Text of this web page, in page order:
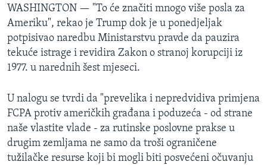
WASHINGTON — "To će značiti mnogo više posla za
Ameriku", rekao je Trump dok je u ponedjeljak
potpisivao naredbu Ministarstvu pravde da pauzira
tekuće istrage i revidira Zakon o stranoj korupciji iz
1977. u narednih šest mjeseci.
U nalogu se tvrdi da "prevelika i nepredvidiva primjena
FCPA protiv američkih građana i poduzeća - od strane
naše vlastite vlade - za rutinske poslovne prakse u
drugim zemljama ne samo da troši ograničene
tužilačke resurse koji bi mogli biti posvećeni očuvanju